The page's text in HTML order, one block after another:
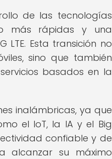
de las tecnologías
más rápidas y una
Esta transición no
sino que también
basados en la
inalámbricas, ya que
el IoT, la IA y el Big
confiable y de
alcanzar su máximo